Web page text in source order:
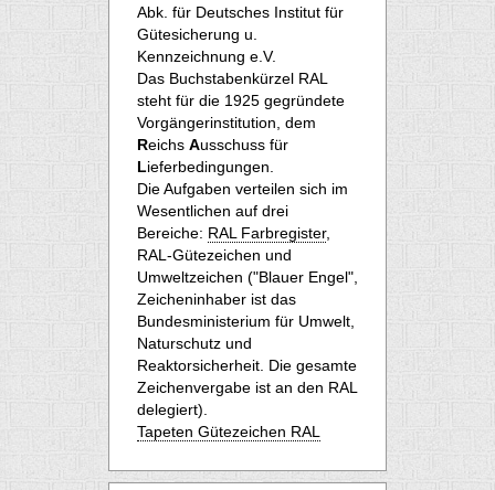
Abk. für Deutsches Institut für
Gütesicherung u.
Kennzeichnung e.V.
Das Buchstabenkürzel RAL
steht für die 1925 gegründete
Vorgängerinstitution, dem
Reichs Ausschuss für
Lieferbedingungen.
Die Aufgaben verteilen sich im
Wesentlichen auf drei
Bereiche: RAL Farbregister,
RAL-Gütezeichen und
Umweltzeichen ("Blauer Engel",
Zeicheninhaber ist das
Bundesministerium für Umwelt,
Naturschutz und
Reaktorsicherheit. Die gesamte
Zeichenvergabe ist an den RAL
delegiert).
Tapeten Gütezeichen RAL